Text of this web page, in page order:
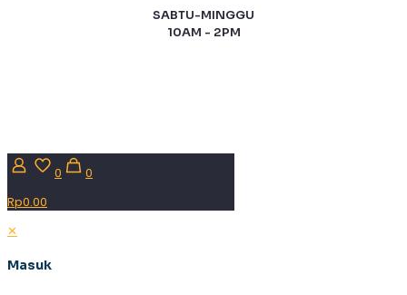
SABTU-MINGGU
10AM - 2PM
0
0
Rp0.00
✕
Masuk